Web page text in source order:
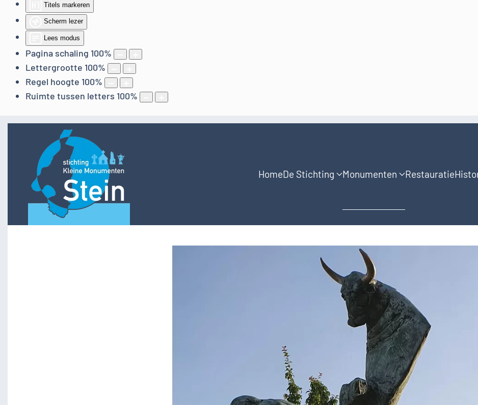
Titels markeren
Scherm lezer
Lees modus
Pagina schaling 100%
Lettergrootte 100%
Regel hoogte 100%
Ruimte tussen letters 100%
HomeDe Stichting Monumenten Restauratie